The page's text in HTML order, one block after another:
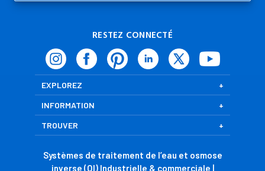
RESTEZ CONNECTÉ
EXPLOREZ
INFORMATION
TROUVER
Systèmes de traitement de l’eau et osmose
inverse (OI) Industrielle & commerciale |